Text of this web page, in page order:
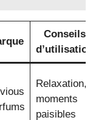
Conseils
d’utilisation
Relaxation,
moments
paisibles